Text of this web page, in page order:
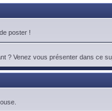
poster !
? Venez vous présenter dans ce